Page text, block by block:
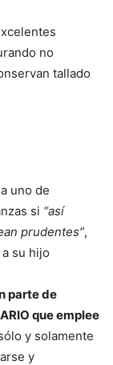
no
tallado
uno de
si “así
prudentes”,
su hijo
parte de
que emplee
y solamente
y